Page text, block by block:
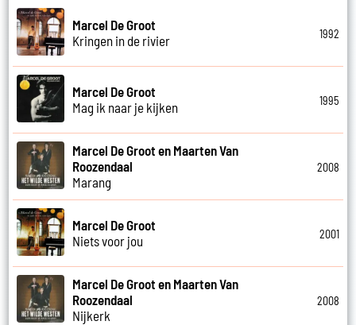
Marcel De Groot
Kringen in de rivier
1992
Marcel De Groot
Mag ik naar je kijken
1995
Marcel De Groot en Maarten Van
Roozendaal
Marang
2008
Marcel De Groot
Niets voor jou
2001
Marcel De Groot en Maarten Van
Roozendaal
Nijkerk
2008